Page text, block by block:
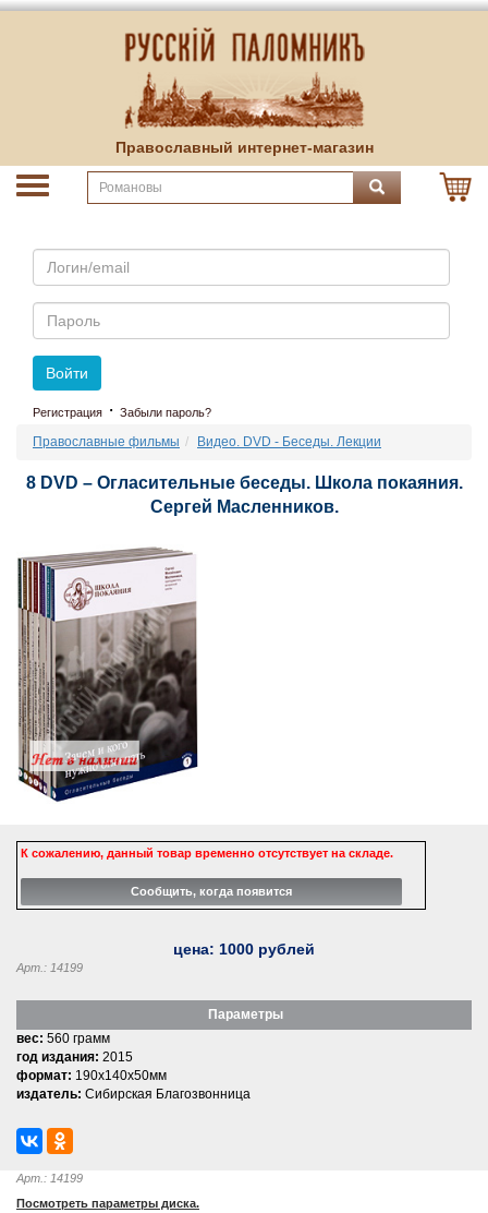
Православный интернет-магазин
Email
Пароль
Войти
Регистрация · Забыли пароль?
Православные фильмы Видео. DVD - Беседы. Лекции
8 DVD – Огласительные беседы. Школа покаяния.
Сергей Масленников.
К сожалению, данный товар временно отсутствует на складе.
цена: 1000 рублей
Арт.: 14199
Параметры
вес: 560 грамм
год издания: 2015
формат: 190x140x50мм
издатель: Сибирская Благозвонница
Арт.: 14199
Посмотреть параметры диска.